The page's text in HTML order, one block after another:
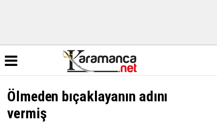
Ölmeden bıçaklayanın adını
vermiş